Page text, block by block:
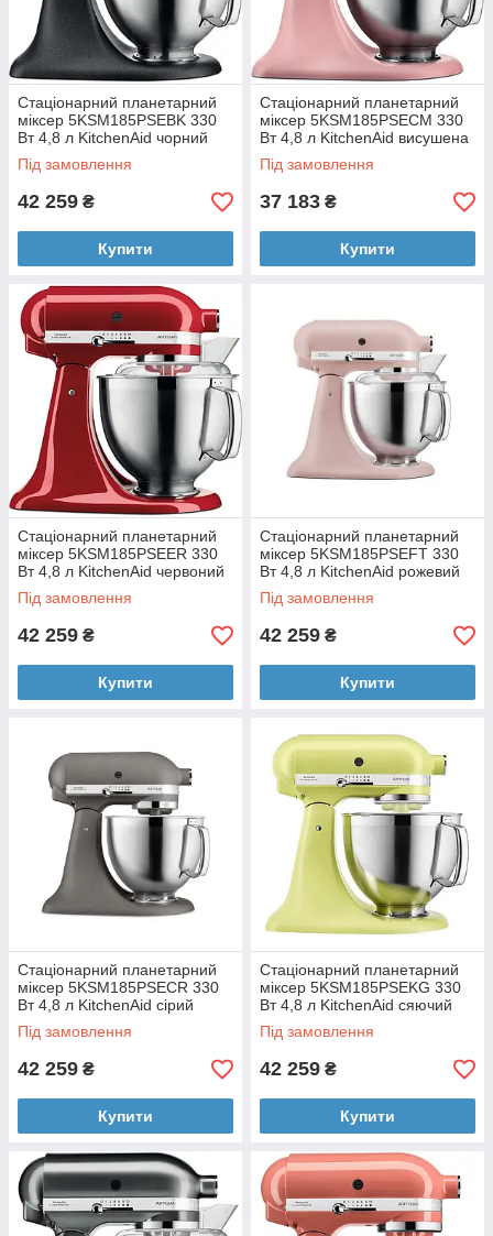
Стаціонарний планетарний
міксер 5KSM185PSEBK 330
Вт 4,8 л KitchenAid чорний
чавун
Під замовлення
42 259 ₴
Купити
Стаціонарний планетарний
міксер 5KSM185PSECM 330
Вт 4,8 л KitchenAid висушена
троянда
Під замовлення
37 183 ₴
Купити
Стаціонарний планетарний
міксер 5KSM185PSEER 330
Вт 4,8 л KitchenAid червоний
Під замовлення
42 259 ₴
Купити
Стаціонарний планетарний
міксер 5KSM185PSEFT 330
Вт 4,8 л KitchenAid рожевий
Під замовлення
42 259 ₴
Купити
Стаціонарний планетарний
міксер 5KSM185PSECR 330
Вт 4,8 л KitchenAid сірий
Під замовлення
42 259 ₴
Купити
Стаціонарний планетарний
міксер 5KSM185PSEKG 330
Вт 4,8 л KitchenAid сяючий
кіото
Під замовлення
42 259 ₴
Купити